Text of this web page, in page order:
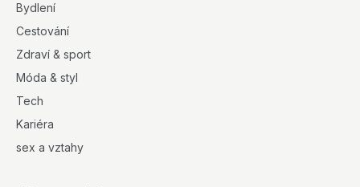
Bydlení
Cestování
Zdraví & sport
Móda & styl
Tech
Kariéra
sex a vztahy